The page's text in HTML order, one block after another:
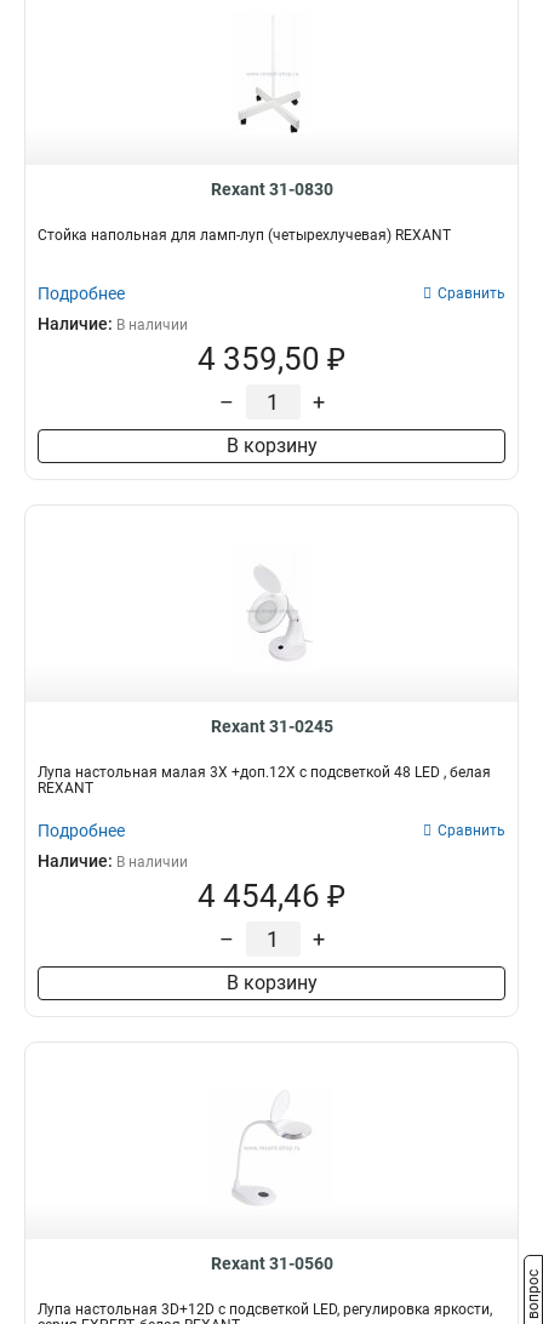
Rexant 31-0830
Стойка напольная для ламп-луп (четырехлучевая) REXANT
Подробнее Сравнить
Наличие: В наличии
4 359,50 ₽
– +
В корзину
Rexant 31-0245
Лупа настольная малая 3Х +доп.12Х с подсветкой 48 LED , белая
REXANT
Подробнее Сравнить
Наличие: В наличии
4 454,46 ₽
– +
В корзину
Rexant 31-0560
Лупа настольная 3D+12D с подсветкой LED, регулировка яркости,